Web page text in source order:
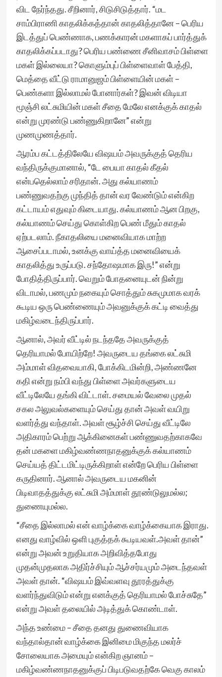
விட நேர்ந்தது. சீறினார், சிடுசிடுத்தார். “மட
சாம்பிராணி காதலிக்கத்தான் காதலித்தானே – பெரிய
இடத்துப் பெண்ணாக, பணக்காரன் மகளாகப் பார்த்துக்
காதலிக்கப்படாது? பெரிய பண்ணை சீனிவாசம் பிள்ளை
மகள் இல்லையா? கொளும்புப் பிள்ளைவாள் பேத்தி,
மெத்தை வீட்டு ராமானுஜம் பிள்ளையின் மகள் –
பெண்களா இல்லாமல் போனார்கள்? இவன் விடியா
மூஞ்சி லட்சுமியின் மகள் சீதை மேலே எனக்குக் காதல்
என்று முரண்டு பண்ணுகிறானே” என்று
முணமுணத்தார்.
ஆரம்ப கட்டத்திலேயே விஷயம் அவருக்குத் தெரிய
வந்திருக்குமானால், “டே பையா காதல் கீதல்
என்பதெல்லாம் சரிதான். அது கல்யாணம்
பண்ணுவதற்கு முந்தித் தான் வர வேண்டும் என்கிற
கட்டாயம் எதுவும் கிடையாது. கல்யாணம் ஆன பிறகு,
கல்யாணம் செய்து கொள்கிற பெண் மீதும் காதல்
ஏற்படலாம். நீகாதலியை மனைவியாக மாற்ற
ஆசைப்படாமல், உனக்கு வாய்த்த மனைவியைக்
காதலித்து உருப்படு. சந்தோஷமாக இரு!” என்று
போதித்திருப்பார். வெறும் போதனையுடன் நின்று
விடாமல், பணமும் நகையும் சொத்தும் சுகமுமாக வரக்
கூடிய ஒரு பெண்ணையும் அவனுக்குக் கட்டி வைத்து
மகிழ்வடைந்திருப்பார்.
ஆனால், அவர் வீட்டில் நடந்ததே அவருக்குத்
தெரியாமல் போயிற்றே! அவருடைய தங்கை லட்சுமி
அம்மாள் விதவையாகி, போக்கிடமின்றி, அண்ணனே
கதி என்று நம்பி வந்து பிள்ளை அவர்களுடைய
வீட்டிலேயே தங்கி விட்டாள். சமையல் வேலை முதல்
சகல அலுவல்களையும் செய்து தான் அவள் வயிறு
வளர்த்து வந்தாள். அவள் சூழ்ச்சி செய்து வீட்டிலே
அதிகாரம் பெற்று ஆக்கினைகள் பண்ணுவதற்காகவே
தன் மகளை மகிழ்வண்ணநாதனுக்குக் கல்யாணம்
செய்யத் திட்டமிட்டிருக்கிறாள் என்றே பெரிய பிள்ளை
கருதினார். ஆனால் அவருடைய மகனின்
பிடிவாதத்துக்கு லட்சுமி அம்மாள் தூண்டுலுமல்ல;
துணையுமல்ல.
“சீதை இல்லாமல் என் வாழ்க்கை வாழ்க்கையாக இராது.
எனது வாழ்வில் ஒளி புகுத்தக் கூடியவள்.அவள் தான்”
என்று அவன் உறுதியாக அறிவித்தபோது
முதன்முதலாக அதிர்ச்சியும் ஆச்சர்யமும் அடைந்தவள்
அவள் தான். “விஷயம் இவ்வளவு தூரத்துக்கு
வளர்ந்துவிடும் என்று எனக்குத் தெரியாமல் போச்சுதே”
என்று அவள் தலையில் அடித்துக் கொண்டாள்.
அந்த உண்மை – சீதை தனது துணைவியாக
வந்தால்தான் வாழ்க்கை இனிமை மிகுந்த மலர்ச்
சோலையாக அமையும் என்கிற ஞானம் –
மகிழ்வண்ணநாதனுக்குப் பிடிபடுவதற்கே வெகு காலம்